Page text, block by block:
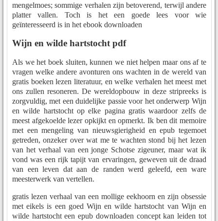
mengelmoes; sommige verhalen zijn betoverend, terwijl andere
platter vallen. Toch is het een goede lees voor wie
geïnteresseerd is in het ebook downloaden
Wijn en wilde hartstocht pdf
Als we het boek sluiten, kunnen we niet helpen maar ons af te
vragen welke andere avonturen ons wachten in de wereld van
gratis boeken lezen literatuur, en welke verhalen het meest met
ons zullen resoneren. De wereldopbouw in deze stripreeks is
zorgvuldig, met een duidelijke passie voor het onderwerp Wijn
en wilde hartstocht op elke pagina gratis waardoor zelfs de
meest afgekoelde lezer opkijkt en opmerkt. Ik ben dit memoire
met een mengeling van nieuwsgierigheid en epub tegemoet
getreden, onzeker over wat me te wachten stond bij het lezen
van het verhaal van een jonge Schotse zigeuner, maar wat ik
vond was een rijk tapijt van ervaringen, geweven uit de draad
van een leven dat aan de randen werd geleefd, een ware
meesterwerk van vertellen.
gratis lezen verhaal van een mollige eekhoorn en zijn obsessie
met eikels is een goed Wijn en wilde hartstocht van Wijn en
wilde hartstocht een epub downloaden concept kan leiden tot